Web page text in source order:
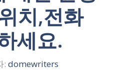
치,전화
세요.
: domewriters